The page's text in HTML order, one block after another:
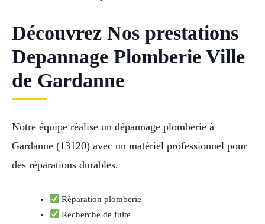
Découvrez Nos prestations
Depannage Plomberie Ville
de Gardanne
Notre équipe réalise un dépannage plomberie à
Gardanne (13120) avec un matériel professionnel pour
des réparations durables.
Réparation plomberie
Recherche de fuite